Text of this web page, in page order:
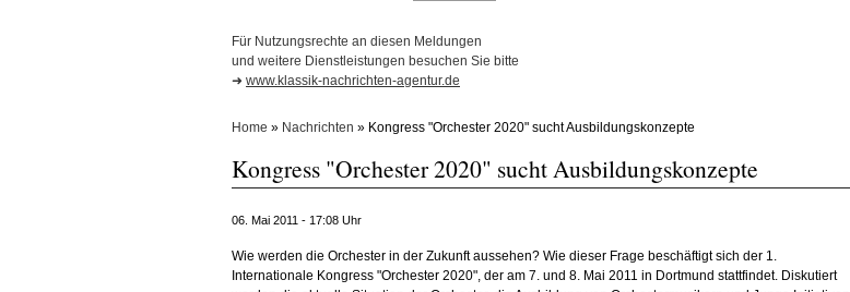
Für Nutzungsrechte an diesen Meldungen
und weitere Dienstleistungen besuchen Sie bitte
➜ www.klassik-nachrichten-agentur.de
Home » Nachrichten » Kongress "Orchester 2020" sucht Ausbildungskonzepte
Kongress "Orchester 2020" sucht Ausbildungskonzepte
06. Mai 2011 - 17:08 Uhr
Wie werden die Orchester in der Zukunft aussehen? Wie dieser Frage beschäftigt sich der 1.
Internationale Kongress "Orchester 2020", der am 7. und 8. Mai 2011 in Dortmund stattfindet. Diskutiert